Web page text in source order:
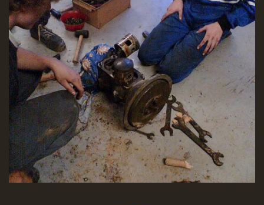
VÝJEZDY V ROCE 2026
KONTAKTY
MLADÍ HASIČI
HISTORIE SBORU
SBĚR VYSLOUŽILÉHO ELEKTROZAŘÍZENÍ
RADY V NOUZI, DŮLEŽITÉ TEL. ČÍSLA